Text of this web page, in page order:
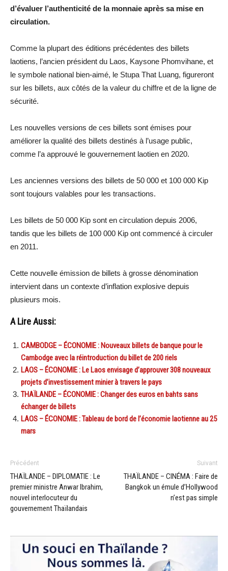
d’évaluer l’authenticité de la monnaie après sa mise en
circulation.
Comme la plupart des éditions précédentes des billets
laotiens, l’ancien président du Laos, Kaysone Phomvihane, et
le symbole national bien-aimé, le Stupa That Luang, figureront
sur les billets, aux côtés de la valeur du chiffre et de la ligne de
sécurité.
Les nouvelles versions de ces billets sont émises pour
améliorer la qualité des billets destinés à l’usage public,
comme l’a approuvé le gouvernement laotien en 2020.
Les anciennes versions des billets de 50 000 et 100 000 Kip
sont toujours valables pour les transactions.
Les billets de 50 000 Kip sont en circulation depuis 2006,
tandis que les billets de 100 000 Kip ont commencé à circuler
en 2011.
Cette nouvelle émission de billets à grosse dénomination
intervient dans un contexte d’inflation explosive depuis
plusieurs mois.
A Lire Aussi:
CAMBODGE – ÉCONOMIE : Nouveaux billets de banque pour le
Cambodge avec la réintroduction du billet de 200 riels
LAOS – ÉCONOMIE : Le Laos envisage d’approuver 308 nouveaux
projets d’investissement minier à travers le pays
THAÏLANDE – ÉCONOMIE : Changer des euros en bahts sans
échanger de billets
LAOS – ÉCONOMIE : Tableau de bord de l’économie laotienne au 25
mars
Précédent
THAÏLANDE – DIPLOMATIE : Le
premier ministre Anwar Ibrahim,
nouvel interlocuteur du
gouvernement Thaïlandais
Suivant
THAÏLANDE – CINÉMA : Faire de
Bangkok un émule d’Hollywood
n’est pas simple